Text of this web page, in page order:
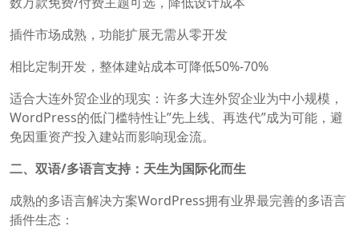
插件市场成熟，功能扩展无需从零开发
相比定制开发，整体建站成本可降低50%-70%
适合大连外贸企业的现实：许多大连外贸企业为中小规模，
WordPress的低门槛特性让”先上线、再迭代”成为可能，避
免因重资产投入建站而影响现金流。
二、双语/多语言支持：天生为国际化而生
成熟的多语言解决方案WordPress拥有业界最完善的多语言
插件生态：